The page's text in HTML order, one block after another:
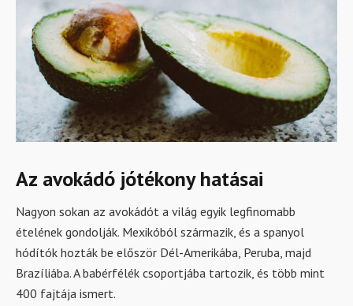
Az avokádó jótékony hatásai
Nagyon sokan az avokádót a világ egyik legfinomabb
ételének gondolják. Mexikóból származik, és a spanyol
hódítók hozták be először Dél-Amerikába, Peruba, majd
Brazíliába. A babérfélék csoportjába tartozik, és több mint
400 fajtája ismert.